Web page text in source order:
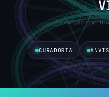
formação
CURADORIA